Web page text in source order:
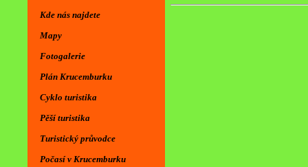
Kde nás najdete
Mapy
Fotogalerie
Plán Krucemburku
Cyklo turistika
Pěší turistika
Turistický průvodce
Počasí v Krucemburku